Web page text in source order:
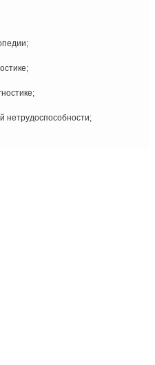
нетрудоспособности;